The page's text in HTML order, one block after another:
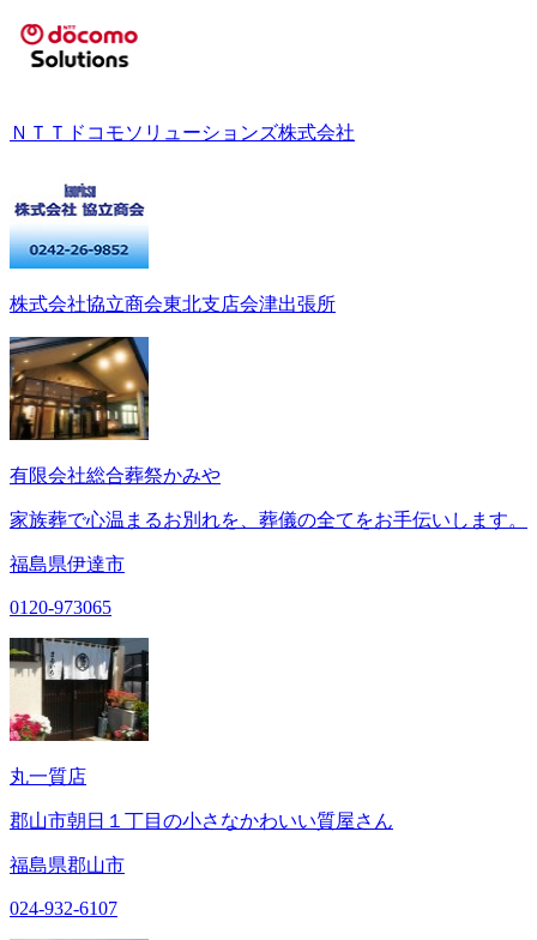
ＮＴＴドコモソリューションズ株式会社
株式会社協立商会東北支店会津出張所
有限会社総合葬祭かみや
家族葬で心温まるお別れを、葬儀の全てをお手伝いします。
福島県伊達市
0120-973065
丸一質店
郡山市朝日１丁目の小さなかわいい質屋さん
福島県郡山市
024-932-6107